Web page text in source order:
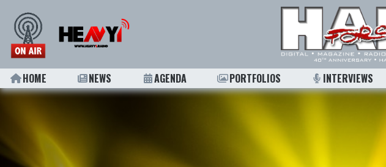
HOME NEWS AGENDA PORTFOLIOS INTERVIEWS